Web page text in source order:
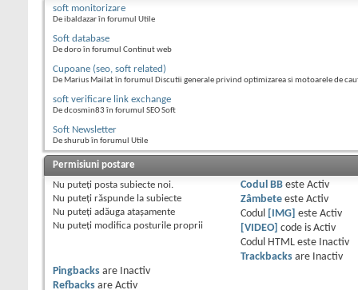
soft monitorizare
De ibaldazar în forumul Utile
Soft database
De doro în forumul Continut web
Cupoane (seo, soft related)
De Marius Mailat în forumul Discutii generale privind optimizarea si motoarele de
soft verificare link exchange
De dcosmin83 în forumul SEO Soft
Soft Newsletter
De shurub în forumul Utile
Permisiuni postare
Nu puteţi posta subiecte noi.
Nu puteţi răspunde la subiecte
Nu puteţi adăuga ataşamente
Nu puteţi modifica posturile proprii
Codul BBeste Activ
Zâmbeteeste Activ
Codul
[IMG] este Activ
[VIDEO]
code is Activ
Codul HTML este
Inactiv
Trackbacksare
Inactiv
Pingbacks are
Inactiv
Refbacks are Activ